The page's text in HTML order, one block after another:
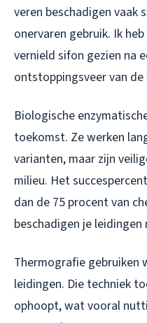
veren beschadigen vaak
onervaren gebruik. Ik
vernield sifon gezien na
ontstoppingsveer van
Biologische
toekomst. Ze werken
varianten, maar zijn
milieu. Het
dan de 75 procent van
beschadigen je leidingen
Thermografie gebruiken
leidingen. Die techniek
ophoopt, wat vooral